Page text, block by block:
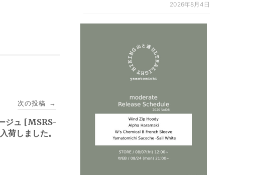
次の投稿 →
ジュ [MSRS-
しました。
2026年8月4日